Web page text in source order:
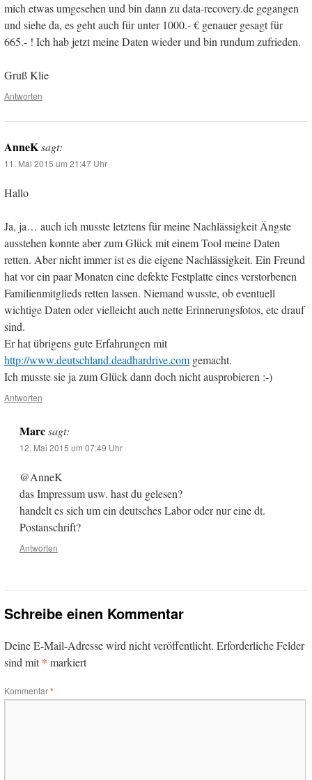
mich etwas umgesehen und bin dann zu data-recovery.de gegangen
und siehe da, es geht auch für unter 1000.- € genauer gesagt für
665.- ! Ich hab jetzt meine Daten wieder und bin rundum zufrieden.
Gruß Klie
Antworten
AnneKsagt:
11. Mai 2015 um 21:47 Uhr
Hallo
Ja, ja… auch ich musste letztens für meine Nachlässigkeit Ängste
ausstehen konnte aber zum Glück mit einem Tool meine Daten
retten. Aber nicht immer ist es die eigene Nachlässigkeit. Ein Freund
hat vor ein paar Monaten eine defekte Festplatte eines verstorbenen
Familienmitglieds retten lassen. Niemand wusste, ob eventuell
wichtige Daten oder vielleicht auch nette Erinnerungsfotos, etc drauf
sind.
Er hat übrigens gute Erfahrungen mit
http://www.deutschland.deadhardrive.comgemacht.
Ich musste sie ja zum Glück dann doch nicht ausprobieren :-)
Antworten
Marc sagt:
12. Mai 2015 um 07:49 Uhr
@AnneK
das Impressum usw. hast du gelesen?
handelt es sich um ein deutsches Labor oder nur eine dt.
Postanschrift?
Antworten
Schreibe einen Kommentar
Deine E-Mail-Adresse wird nicht veröffentlicht. Erforderliche Felder
sind mit* markiert
Kommentar*